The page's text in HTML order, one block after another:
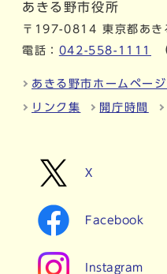
あきる野市役所
〒197-0814 東京都あ
電話： 042-558-1111
あきる野市ホームペー
リンク集 開庁時間
X
Facebook
Instagram